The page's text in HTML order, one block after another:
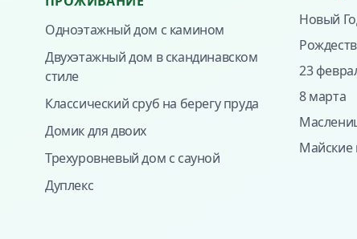
Одноэтажный дом с камином
Двухэтажный дом в скандинавском
стиле
Классический сруб на берегу пруда
Домик для двоих
Трехуровневый дом с сауной
Дуплекс
Новый
23
8 марта
Майские